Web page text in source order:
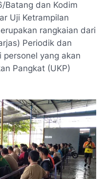
Batang dan Kodim
Uji Ketrampilan
rangkaian dari
Periodik dan
yang akan
Pangkat (UKP)